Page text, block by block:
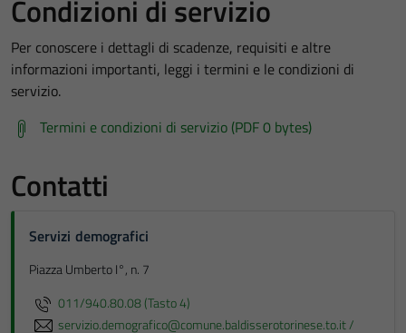
Condizioni di servizio
Per conoscere i dettagli di scadenze, requisiti e altre
informazioni importanti, leggi i termini e le condizioni di
servizio.
Termini e condizioni di servizio (PDF 0 bytes)
Contatti
Servizi demografici
Piazza Umberto I°, n. 7
011/940.80.08 (Tasto 4)
servizio.demografico@comune.baldisserotorinese.to.it /